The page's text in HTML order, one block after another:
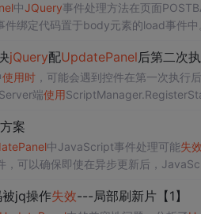
中JQuery事件处理方法在页面
绑定代码置于body元素的load事件中
jQuery配UpdatePanel后第二次
使用时，可能会遇到控件在第一次执行后
端使用
案
Panel中JavaScript事件处理可能失效
，可以确保即使在异步更新后，
jq操作失效---局部刷新片【1】